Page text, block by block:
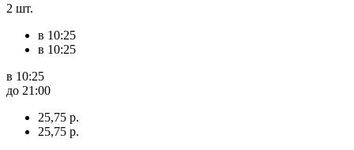
2 шт.
в 10:25
в 10:25
в 10:25
до 21:00
25,75 р.
25,75 р.